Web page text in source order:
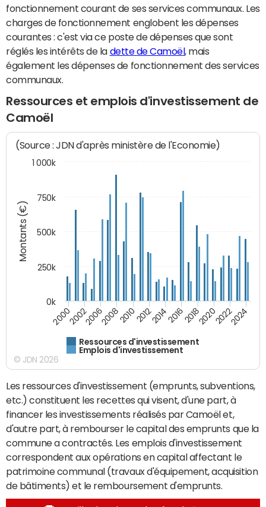
fonctionnement courant de ses services communaux. Les
charges de fonctionnement englobent les dépenses
courantes : c'est via ce poste de dépenses que sont
réglés les intérêts de la dette de Camoël, mais
également les dépenses de fonctionnement des services
communaux.
Ressources et emplois d'investissement de
Camoël
Montants (€)
(Source : JDN d'après ministère de l'Economie)
Ressources d'investissement
Emplois d'investissement
200020022006200820102012201420162018202020222024
0k
250k
500k
750k
1 000k
© JDN 2026
Les ressources d'investissement (emprunts, subventions,
etc.) constituent les recettes qui visent, d'une part, à
financer les investissements réalisés par Camoël et,
d'autre part, à rembourser le capital des emprunts que la
commune a contractés. Les emplois d'investissement
correspondent aux opérations en capital affectant le
patrimoine communal (travaux d'équipement, acquisition
de bâtiments) et le remboursement d'emprunts.